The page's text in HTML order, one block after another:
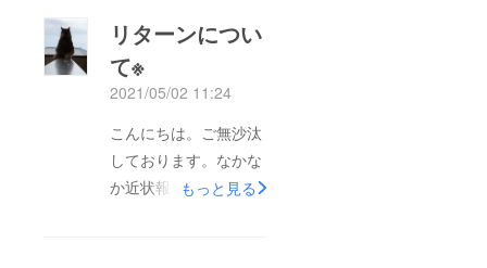
リターンについ
て※
2021/05/02 11:24
こんにちは。ご無沙汰
しております。なかな
か近状報告が出来てお
もっと見る